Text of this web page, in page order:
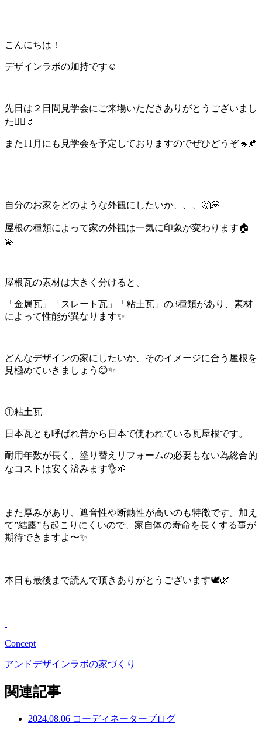
こんにちは！
デザインラボの加持です☺️
先日は２日間見学会にご来場いただきありがとうございまし
た🙇‍♀️🌷
また11月にも見学会を予定しておりますのでぜひどうぞ🦔🍂
自分のお家をどのような外観にしたいか、、、🤔💭
屋根の種類によって家の外観は一気に印象が変わります🏠
💫
屋根瓦の素材は大きく分けると、
「金属瓦」「スレート瓦」「粘土瓦」の3種類があり、素材
によって性能が異なります✨
どんなデザインの家にしたいか、そのイメージに合う屋根を
見極めていきましょう😊✨
①粘土瓦
日本瓦とも呼ばれ昔から日本で使われている瓦屋根です。
耐用年数が長く、塗り替えリフォームの必要もない為総合的
なコストは安く済みます👌🌱
また厚みがあり、遮音性や断熱性が高いのも特徴です。加え
て”結露”も起こりにくいので、家自体の寿命を長くする事が
期待できますよ〜✨
本日も最後まで読んで頂きありがとうございます🕊🌿
Concept
アンドデザインラボの家づくり
関連記事
2024.08.06 コーディネーターブログ